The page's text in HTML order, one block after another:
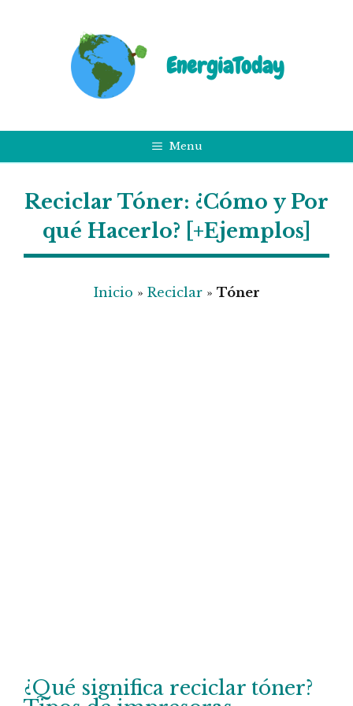
EnergiaToday
Menu
Reciclar Tóner: ¿Cómo y Por
qué Hacerlo? [+Ejemplos]
Inicio » Reciclar» Tóner
¿Qué significa reciclar tóner?